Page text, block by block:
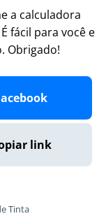
a calculadora
fácil para você e
Obrigado!
link
Tinta